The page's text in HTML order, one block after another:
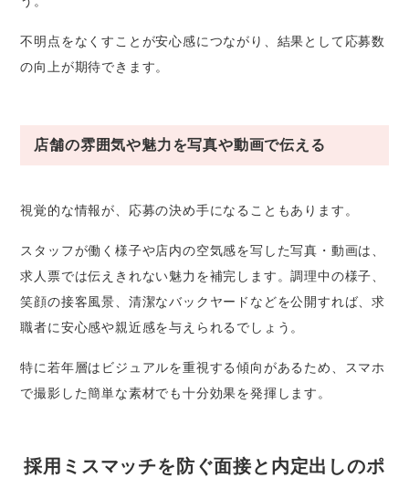
不明点をなくすことが安心感につながり、結果として応募数
の向上が期待できます。
店舗の雰囲気や魅力を写真や動画で伝える
視覚的な情報が、応募の決め手になることもあります。
スタッフが働く様子や店内の空気感を写した写真・動画は、
求人票では伝えきれない魅力を補完します。調理中の様子、
笑顔の接客風景、清潔なバックヤードなどを公開すれば、求
職者に安心感や親近感を与えられるでしょう。
特に若年層はビジュアルを重視する傾向があるため、スマホ
で撮影した簡単な素材でも十分効果を発揮します。
採用ミスマッチを防ぐ面接と内定出しのポ